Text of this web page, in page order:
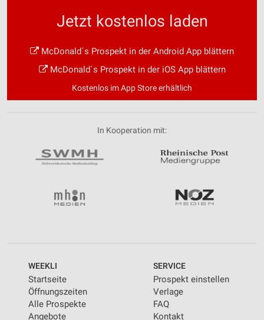
Jetzt kostenlos laden
McDonald´s Prospekt in der Android App blättern
McDonald´s Prospekt in der iOS App blättern
Kostenlos im App Store erhältlich
In Kooperation mit:
WEEKLI
Startseite
Öffnungszeiten
Alle Prospekte
Angebote
SERVICE
Prospekt einstellen
Verlage
FAQ
Kontakt